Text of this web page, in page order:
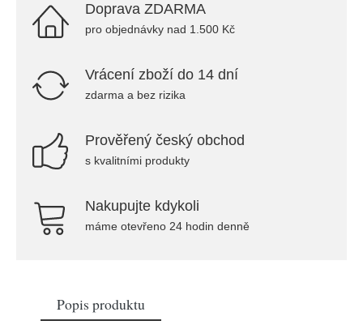
Doprava ZDARMA
pro objednávky nad 1.500 Kč
Vrácení zboží do 14 dní
zdarma a bez rizika
Prověřený český obchod
s kvalitními produkty
Nakupujte kdykoli
máme otevřeno 24 hodin denně
Popis produktu